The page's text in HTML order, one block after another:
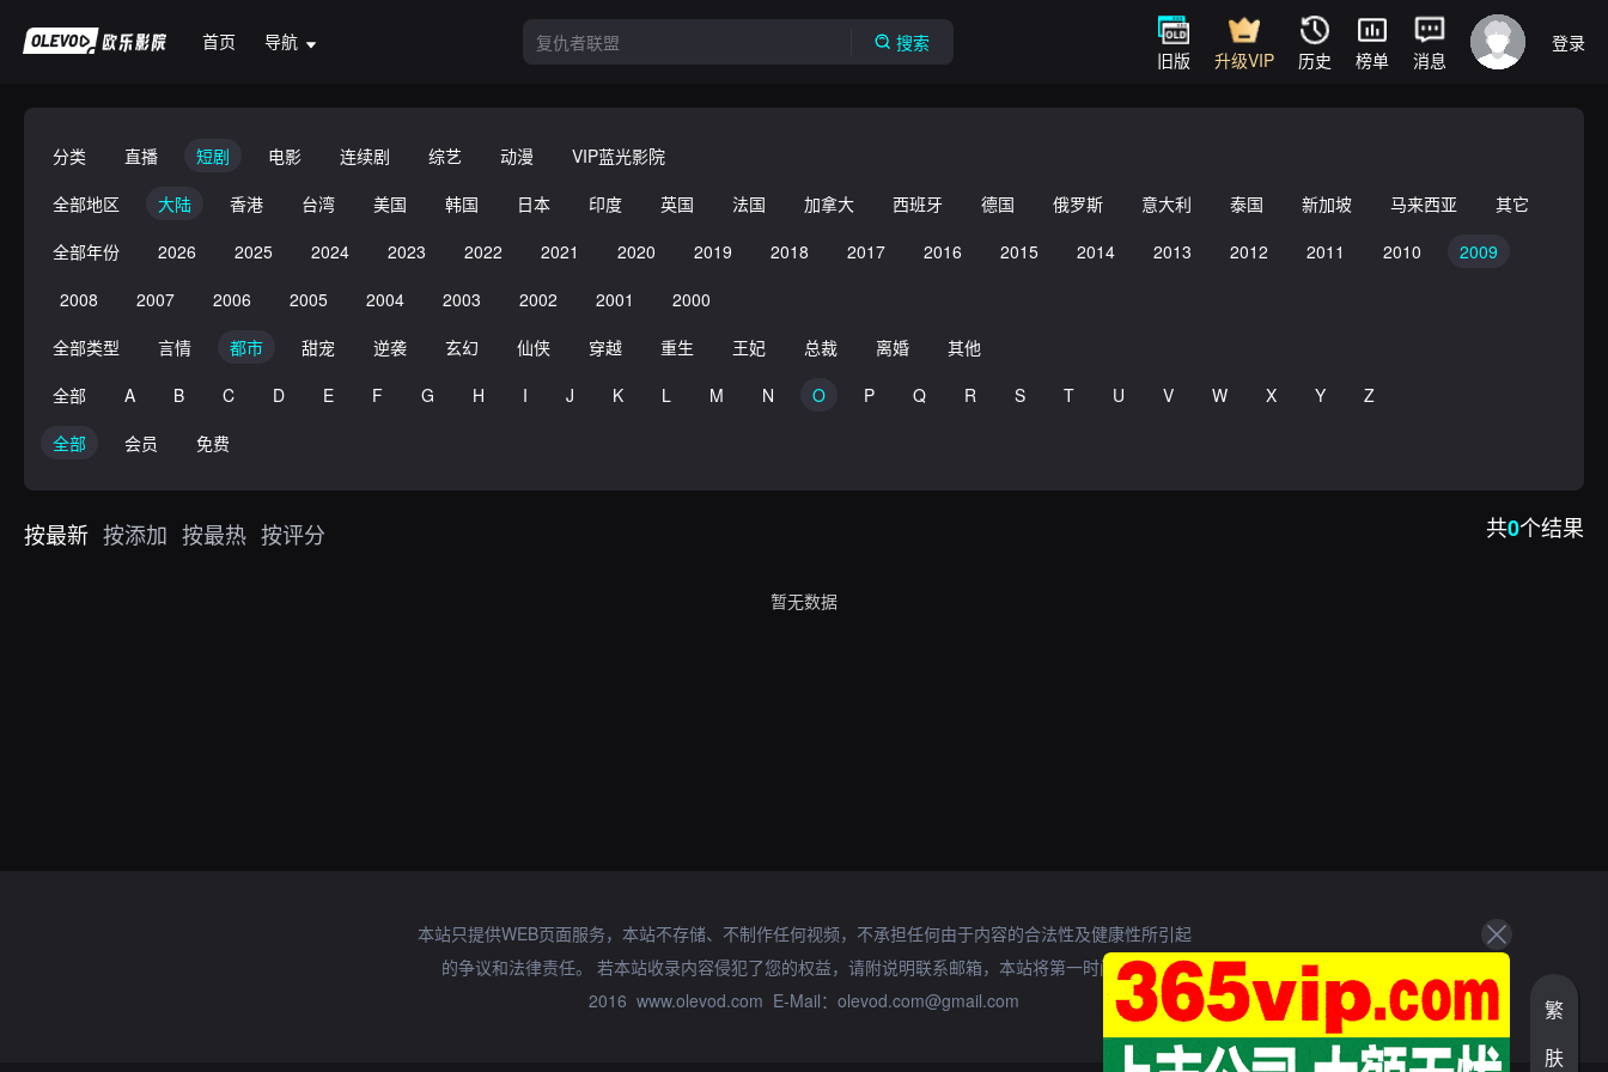
首页 导航 搜索
旧版 升级VIP 历史 榜单 消息
登录
分类 直播 短剧 电影 连续剧 综艺 动漫
VIP蓝光影院
全部地区
大陆 香港 台湾 美国 韩国 日本 印度 英国 法国 加拿大 西班牙 德国 俄罗斯 意大利 泰国 新加坡 马来西亚
其它
全部年份
2026 2025 2024 2023 2022 2021 2020 2019 2018 2017 2016 2015 2014 2013 2012 2011 2010
2009
2008
2007 2006 2005 2004 2003 2002 2001
2000
全部类型
言情 都市 甜宠 逆袭 玄幻 仙侠 穿越 重生 王妃 总裁 离婚
其他
全部
A B C D E F G H I J K L M N O P Q R S T U V W X Y
Z
全部
会员 免费
按最新 按添加 按最热 按评分 共0个结果
暂无数据
本站只提供WEB页面服务，本站不存储、不制作任何视频，不承担任何由于内容的合法性及健康性所引起
的争议和法律责任。 若本站收录内容侵犯了您的权益，请附说明联系邮箱，本站将第一时间处理。
2016 www.olevod.com E-Mail：olevod.com@gmail.com
繁
肤